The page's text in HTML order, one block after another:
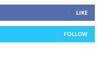
LIKE
FOLLOW